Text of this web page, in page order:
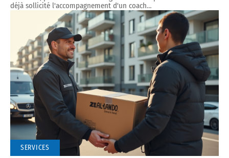
déjà sollicité l'accompagnement d'un coach…
SERVICES